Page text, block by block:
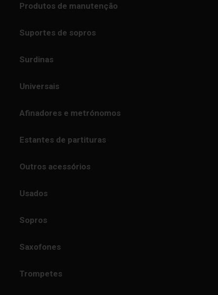
Produtos de manutenção
Suportes de sopros
Surdinas
Universais
Afinadores e metrónomos
Estantes de partituras
Outros acessórios
Usados
Sopros
Saxofones
Trompetes